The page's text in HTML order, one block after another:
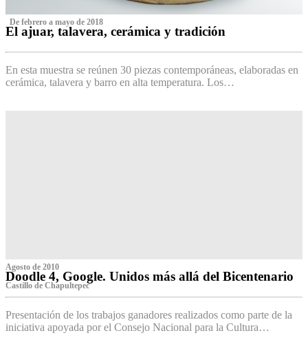
‌ De febrero a mayo de 2018
El ajuar, talavera, cerámica y tradición
En esta muestra se reúnen 30 piezas contemporáneas, elaboradas en
cerámica, talavera y barro en alta temperatura. Los…
Agosto de 2010
Doodle 4, Google. Unidos más allá del Bicentenario
Castillo de Chapultepec
Presentación de los trabajos ganadores realizados como parte de la
iniciativa apoyada por el Consejo Nacional para la Cultura…